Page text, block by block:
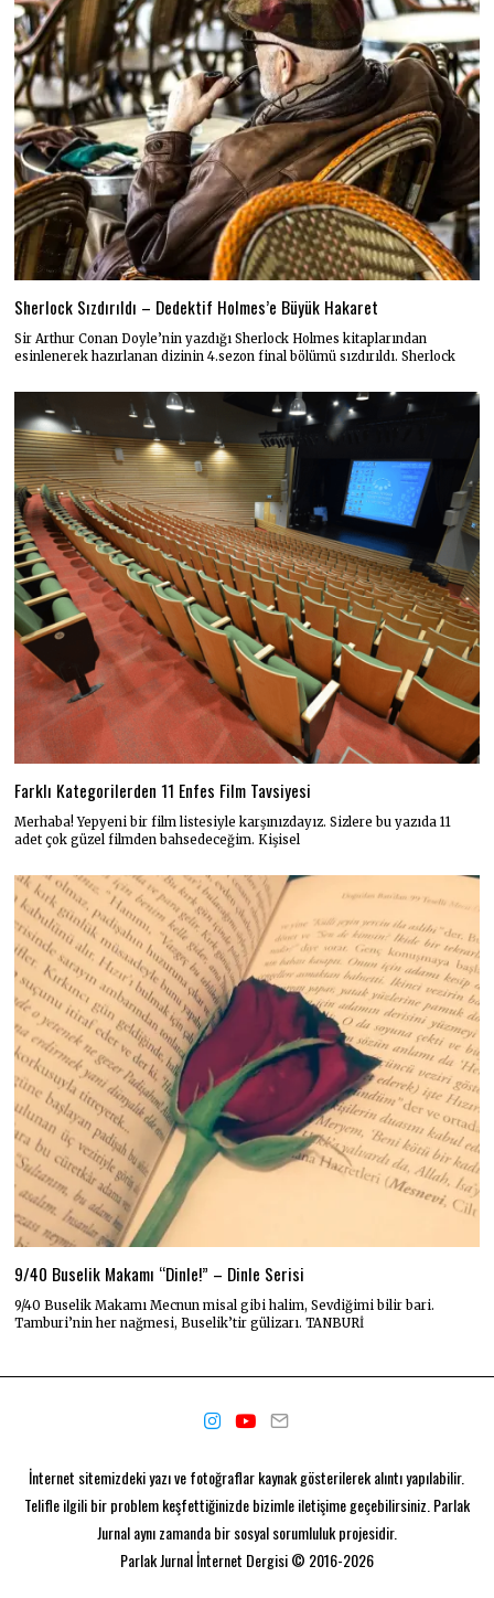
Sherlock Sızdırıldı – Dedektif Holmes’e Büyük Hakaret
Sir Arthur Conan Doyle’nin yazdığı Sherlock Holmes kitaplarından
esinlenerek hazırlanan dizinin 4.sezon final bölümü sızdırıldı. Sherlock
Farklı Kategorilerden 11 Enfes Film Tavsiyesi
Merhaba! Yepyeni bir film listesiyle karşınızdayız. Sizlere bu yazıda 11
adet çok güzel filmden bahsedeceğim. Kişisel
9/40 Buselik Makamı “Dinle!” – Dinle Serisi
9/40 Buselik Makamı Mecnun misal gibi halim, Sevdiğimi bilir bari.
Tamburi’nin her nağmesi, Buselik’tir gülizarı. TANBURİ
İnternet sitemizdeki yazı ve fotoğraflar kaynak gösterilerek alıntı yapılabilir.
Telifle ilgili bir problem keşfettiğinizde bizimle iletişime geçebilirsiniz. Parlak
Jurnal aynı zamanda birsosyal sorumluluk projesidir.
Parlak Jurnalİnternet Dergisi © 2016-2026